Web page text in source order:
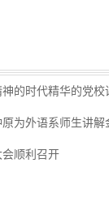
的时代精华的党校
为外语系师生讲
顺利召开